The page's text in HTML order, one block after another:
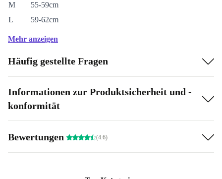
M
55-59cm
L
59-62cm
Mehr anzeigen
Häufig gestellte Fragen
Informationen zur Produktsicherheit und -
konformität
Bewertungen (4.6)